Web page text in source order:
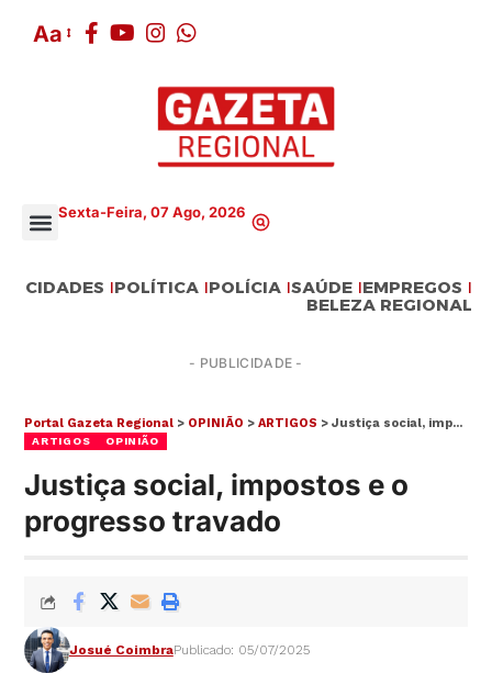
Aa
Sexta-Feira, 07 Ago, 2026
CIDADES POLÍTICA POLÍCIA SAÚDE EMPREGOS
BELEZA REGIONAL
- PUBLICIDADE -
Portal Gazeta Regional > OPINIÃO >ARTIGOS >Justiça social, impostos e o progresso travado
ARTIGOS OPINIÃO
Justiça social, impostos e o
progresso travado
Josué CoimbraPublicado: 05/07/2025